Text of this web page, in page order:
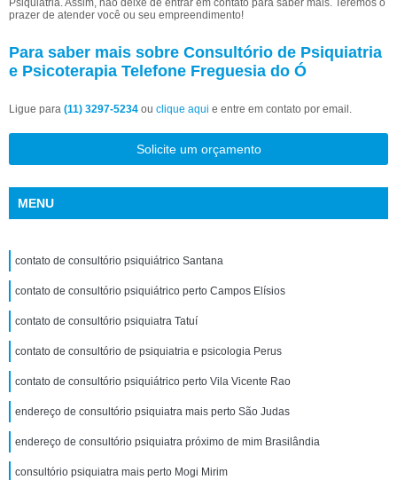
Psiquiatria. Assim, não deixe de entrar em contato para saber mais. Teremos o
prazer de atender você ou seu empreendimento!
Para saber mais sobre Consultório de Psiquiatria
e Psicoterapia Telefone Freguesia do Ó
Ligue para (11) 3297-5234 ou clique aqui e entre em contato por email.
Solicite um orçamento
MENU
contato de consultório psiquiátrico Santana
contato de consultório psiquiátrico perto Campos Elísios
contato de consultório psiquiatra Tatuí
contato de consultório de psiquiatria e psicologia Perus
contato de consultório psiquiátrico perto Vila Vicente Rao
endereço de consultório psiquiatra mais perto São Judas
endereço de consultório psiquiatra próximo de mim Brasilândia
consultório psiquiatra mais perto Mogi Mirim